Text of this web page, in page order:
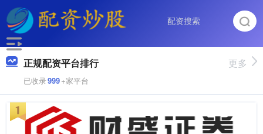
正规配资平台排行
已收录999+家平台
更多